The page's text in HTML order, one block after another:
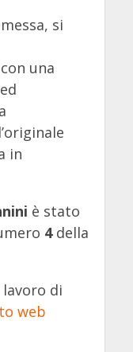
si
una
in
è stato
4della
di
web